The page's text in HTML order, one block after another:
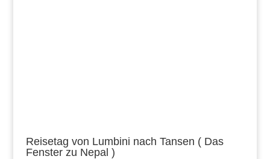
Reisetag von Lumbini nach Tansen ( Das
Fenster zu Nepal )